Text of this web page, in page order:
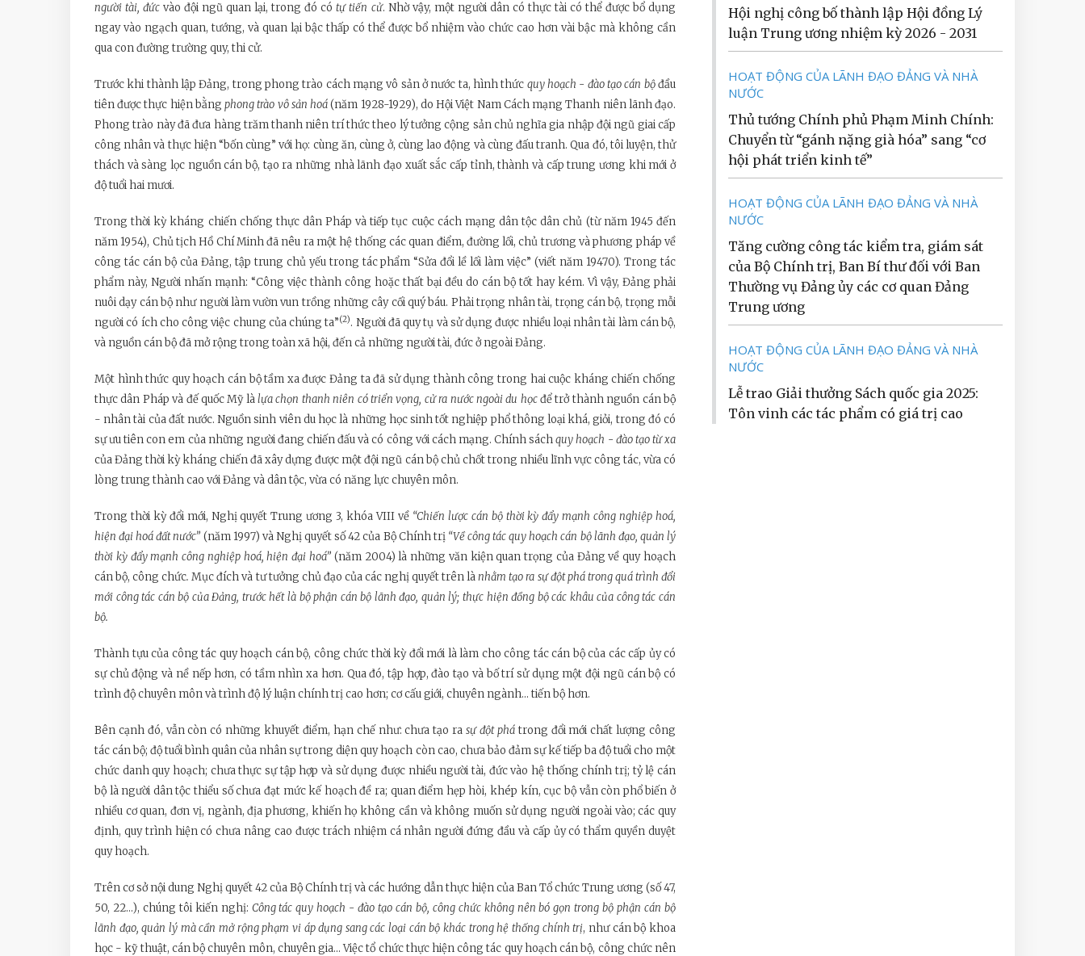
người tài, đức vào đội ngũ quan lại, trong đó cótự tiến cử. Nhờ vậy, một người dân có thực tài có thể được bổ dụng
ngay vào ngạch quan, tướng, và quan lại bậc thấp có thể được bổ nhiệm vào chức cao hơn vài bậc mà không cần
qua con đường trường quy, thi cử.
Trước khi thành lập Đảng, trong phong trào cách mạng vô sản ở nước ta, hình thức quy hoạch - đào tạo cán bộđầu
tiên được thực hiện bằngphong trào vô sản hoá(năm 1928-1929), do Hội Việt Nam Cách mạng Thanh niên lãnh đạo.
Phong trào này đã đưa hàng trăm thanh niên trí thức theo lý tưởng cộng sản chủ nghĩa gia nhập đội ngũ giai cấp
công nhân và thực hiện “bốn cùng” với họ: cùng ăn, cùng ở, cùng lao động và cùng đấu tranh. Qua đó, tôi luyện, thử
thách và sàng lọc nguồn cán bộ, tạo ra những nhà lãnh đạo xuất sắc cấp tỉnh, thành và cấp trung ương khi mới ở
độ tuổi hai mươi.
Trong thời kỳ kháng chiến chống thực dân Pháp và tiếp tục cuộc cách mạng dân tộc dân chủ (từ năm 1945 đến
năm 1954), Chủ tịch Hồ Chí Minh đã nêu ra một hệ thống các quan điểm, đường lối, chủ trương và phương pháp về
công tác cán bộ của Đảng, tập trung chủ yếu trong tác phẩm “Sửa đổi lề lối làm việc” (viết năm 19470). Trong tác
phẩm này, Người nhấn mạnh: “Công việc thành công hoặc thất bại đều do cán bộ tốt hay kém. Vì vậy, Đảng phải
nuôi dạy cán bộ như người làm vườn vun trồng những cây cối quý báu. Phải trọng nhân tài, trọng cán bộ, trọng mỗi
người có ích cho công việc chung của chúng ta”(2). Người đã quy tụ và sử dụng được nhiều loại nhân tài làm cán bộ,
và nguồn cán bộ đã mở rộng trong toàn xã hội, đến cả những người tài, đức ở ngoài Đảng.
Một hình thức quy hoạch cán bộ tầm xa được Đảng ta đã sử dụng thành công trong hai cuộc kháng chiến chống
thực dân Pháp và đế quốc Mỹ làlựa chọn thanh niên có triển vọng, cử ra nước ngoài du họcđể trở thành nguồn cán bộ
- nhân tài của đất nước. Nguồn sinh viên du học là những học sinh tốt nghiệp phổ thông loại khá, giỏi, trong đó có
sự ưu tiên con em của những người đang chiến đấu và có công với cách mạng. Chính sáchquy hoạch - đào tạo từ xa
của Đảng thời kỳ kháng chiến đã xây dựng được một đội ngũ cán bộ chủ chốt trong nhiều lĩnh vực công tác, vừa có
lòng trung thành cao với Đảng và dân tộc, vừa có năng lực chuyên môn.
Trong thời kỳ đổi mới, Nghị quyết Trung ương 3, khóa VIII về “Chiến lược cán bộ thời kỳ đẩy mạnh công nghiệp hoá,
hiện đại hoá đất nước” (năm 1997) và Nghị quyết số 42 của Bộ Chính trị “Về công tác quy hoạch cán bộ lãnh đạo, quản lý
thời kỳ đẩy mạnh công nghiệp hoá, hiện đại hoá”(năm 2004) là những văn kiện quan trọng của Đảng về quy hoạch
cán bộ, công chức. Mục đích và tư tưởng chủ đạo của các nghị quyết trên lànhằm tạo ra sự đột phá trong quá trình đổi
mới công tác cán bộ của Đảng, trước hết là bộ phận cán bộ lãnh đạo, quản lý; thực hiện đồng bộ các khâu của công tác cán
bộ.
Thành tựu của công tác quy hoạch cán bộ, công chức thời kỳ đổi mới là làm cho công tác cán bộ của các cấp ủy có
sự chủ động và nề nếp hơn, có tầm nhìn xa hơn. Qua đó, tập hợp, đào tạo và bố trí sử dụng một đội ngũ cán bộ có
trình độ chuyên môn và trình độ lý luận chính trị cao hơn; cơ cấu giới, chuyên ngành... tiến bộ hơn.
Bên cạnh đó, vẫn còn có những khuyết điểm, hạn chế như: chưa tạo rasự đột phátrong đổi mới chất lượng công
tác cán bộ; độ tuổi bình quân của nhân sự trong diện quy hoạch còn cao, chưa bảo đảm sự kế tiếp ba độ tuổi cho một
chức danh quy hoạch; chưa thực sự tập hợp và sử dụng được nhiều người tài, đức vào hệ thống chính trị; tỷ lệ cán
bộ là người dân tộc thiểu số chưa đạt mức kế hoạch đề ra; quan điểm hẹp hòi, khép kín, cục bộ vẫn còn phổ biến ở
nhiều cơ quan, đơn vị, ngành, địa phương, khiến họ không cần và không muốn sử dụng người ngoài vào; các quy
định, quy trình hiện có chưa nâng cao được trách nhiệm cá nhân người đứng đầu và cấp ủy có thẩm quyền duyệt
quy hoạch.
Trên cơ sở nội dung Nghị quyết 42 của Bộ Chính trị và các hướng dẫn thực hiện của Ban Tổ chức Trung ương (số 47,
50, 22...), chúng tôi kiến nghị: Công tác quy hoạch - đào tạo cán bộ, công chức không nên bó gọn trong bộ phận cán bộ
lãnh đạo, quản lý mà cần mở rộng phạm vi áp dụng sang các loại cán bộ khác trong hệ thống chính trị, như cán bộ khoa
học - kỹ thuật, cán bộ chuyên môn, chuyên gia... Việc tổ chức thực hiện công tác quy hoạch cán bộ, công chức nên
Hội nghị công bố thành lập Hội đồng Lý
luận Trung ương nhiệm kỳ 2026 - 2031
HOẠT ĐỘNG CỦA LÃNH ĐẠO ĐẢNG VÀ NHÀ
NƯỚC
Thủ tướng Chính phủ Phạm Minh Chính:
Chuyển từ “gánh nặng già hóa” sang “cơ
hội phát triển kinh tế”
HOẠT ĐỘNG CỦA LÃNH ĐẠO ĐẢNG VÀ NHÀ
NƯỚC
Tăng cường công tác kiểm tra, giám sát
của Bộ Chính trị, Ban Bí thư đối với Ban
Thường vụ Đảng ủy các cơ quan Đảng
Trung ương
HOẠT ĐỘNG CỦA LÃNH ĐẠO ĐẢNG VÀ NHÀ
NƯỚC
Lễ trao Giải thưởng Sách quốc gia 2025:
Tôn vinh các tác phẩm có giá trị cao